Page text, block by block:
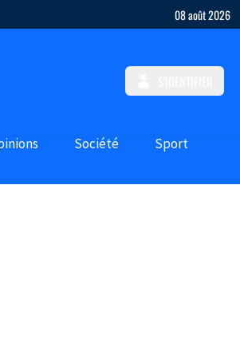
08 août 2026
Société Sport